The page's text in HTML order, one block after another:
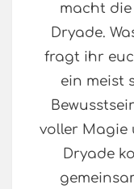
macht
Dryade.
fragt ihr
ein meist
voller Magie
Dryade